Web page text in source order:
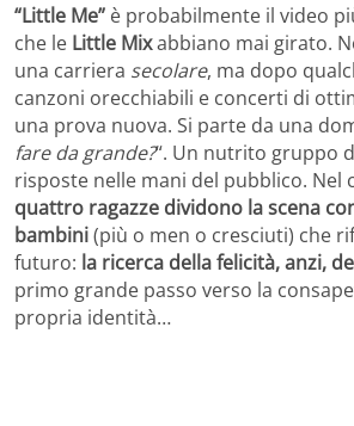
“Little Me” è probabilmente il video
che le Little Mixabbiano mai girato.
una carriera secolare, ma dopo
canzoni orecchiabili e concerti di
una prova nuova. Si parte da una
fare da grande?“. Un nutrito gruppo
risposte nelle mani del pubblico. Nel
quattro ragazze dividono la scena
bambini(più o men o cresciuti) che
futuro: la ricerca della felicità, anzi,
primo grande passo verso la
propria identità…